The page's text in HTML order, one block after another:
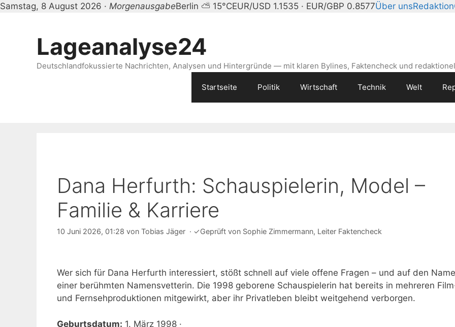
Samstag, 8 August 2026 · MorgenausgabeBerlin ⛅ 15°CEUR/USD 1.1535 · EUR/GBP 0.8577Über unsRedaktion
Lageanalyse24
Deutschlandfokussierte Nachrichten, Analysen und Hintergründe — mit klaren Bylines, Faktencheck und
Startseite Politik Wirtschaft Technik Welt
Dana Herfurth: Schauspielerin, Model –
Familie & Karriere
10 Juni 2026, 01:28 von Tobias Jäger · ✓Geprüft von Sophie Zimmermann, Leiter Faktencheck
Wer sich für Dana Herfurth interessiert, stößt schnell auf viele offene Fragen – und auf den
einer berühmten Namensvetterin. Die 1998 geborene Schauspielerin hat bereits in mehreren
und Fernsehproduktionen mitgewirkt, aber ihr Privatleben bleibt weitgehend verborgen.
Geburtsdatum: 1. März 1998 ·